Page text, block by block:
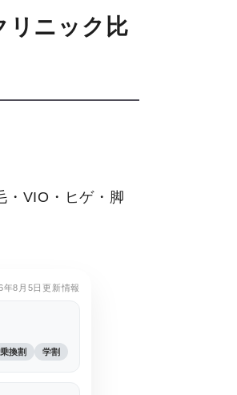
リニック比
・VIO・ヒゲ・脚
年8月5日更新情報
乗換割 学割